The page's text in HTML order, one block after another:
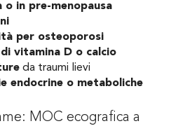
o in pre-menopausa
per osteoporosi
vitamina D o calcio
da traumi lievi
endocrine o metaboliche
MOC ecografica a